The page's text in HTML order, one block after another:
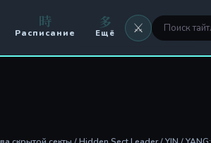
時
Расписание
多
Ещё ⚔️
⚔️ Оружие